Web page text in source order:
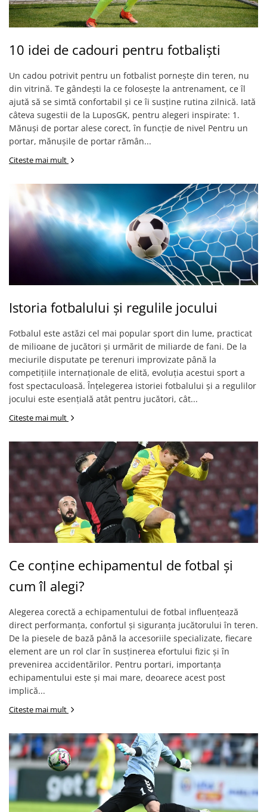
10 idei de cadouri pentru fotbaliști
Un cadou potrivit pentru un fotbalist pornește din teren, nu
din vitrină. Te gândești la ce folosește la antrenament, ce îl
ajută să se simtă confortabil și ce îi susține rutina zilnică. Iată
câteva sugestii de la LuposGK, pentru alegeri inspirate: 1.
Mănuși de portar alese corect, în funcție de nivel Pentru un
portar, mănușile de portar rămân...
Citeste mai mult
Istoria fotbalului și regulile jocului
Fotbalul este astăzi cel mai popular sport din lume, practicat
de milioane de jucători și urmărit de miliarde de fani. De la
meciurile disputate pe terenuri improvizate până la
competițiile internaționale de elită, evoluția acestui sport a
fost spectaculoasă. Înțelegerea istoriei fotbalului și a regulilor
jocului este esențială atât pentru jucători, cât...
Citeste mai mult
Ce conține echipamentul de fotbal și
cum îl alegi?
Alegerea corectă a echipamentului de fotbal influențează
direct performanța, confortul și siguranța jucătorului în teren.
De la piesele de bază până la accesoriile specializate, fiecare
element are un rol clar în susținerea efortului fizic și în
prevenirea accidentărilor. Pentru portari, importanța
echipamentului este și mai mare, deoarece acest post
implică...
Citeste mai mult